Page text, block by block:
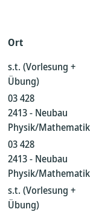
Ort
s.t. (Vorlesung +
Übung)
03 428
2413 - Neubau
Physik/Mathematik
03 428
2413 - Neubau
Physik/Mathematik
s.t. (Vorlesung +
Übung)